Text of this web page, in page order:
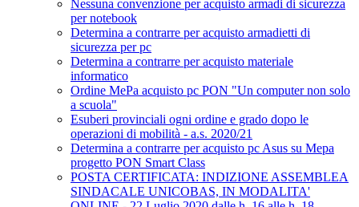
Nessuna convenzione per acquisto armadi di sicurezza
per notebook
Determina a contrarre per acquisto armadietti di
sicurezza per pc
Determina a contrarre per acquisto materiale
informatico
Ordine MePa acquisto pc PON "Un computer non solo
a scuola"
Esuberi provinciali ogni ordine e grado dopo le
operazioni di mobilità - a.s. 2020/21
Determina a contrarre per acquisto pc Asus su Mepa
progetto PON Smart Class
POSTA CERTIFICATA: INDIZIONE ASSEMBLEA
SINDACALE UNICOBAS, IN MODALITA'